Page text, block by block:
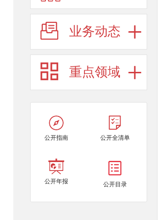
业务动态
重点领域
公开指南 公开全清单
公开年报 公开目录